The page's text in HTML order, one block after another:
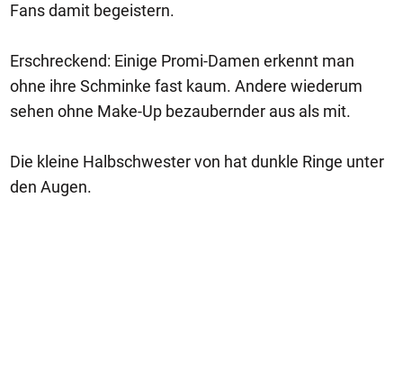
Fans damit begeistern.
Erschreckend: Einige Promi-Damen erkennt man
ohne ihre Schminke fast kaum. Andere wiederum
sehen ohne Make-Up bezaubernder aus als mit.
Die kleine Halbschwester von hat dunkle Ringe unter
den Augen.